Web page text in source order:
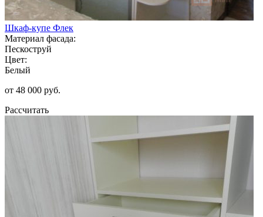
Шкаф-купе Флек
Материал фасада:
Пескоструй
Цвет:
Белый
от 48 000 руб.
Рассчитать